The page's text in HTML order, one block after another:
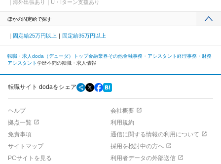
海外出張あり
U・Iターン支援あり
ほかの固定給で探す
固定給25万円以上 固定給35万円以上
転職・求人doda（デューダ）トップ金融業界その他金融事務・アシスタント経理事務・財務
アシスタント学歴不問の転職・求人情報
転職サイト dodaをシェア
ヘルプ
会社概要
拠点一覧
利用規約
免責事項
通信に関する情報の利用について
サイトマップ
採用を検討中の方へ
PCサイトを見る
利用者データの外部送信